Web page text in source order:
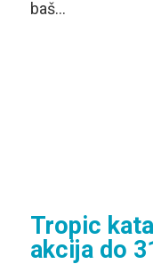
baš…
Tropic
akcija do